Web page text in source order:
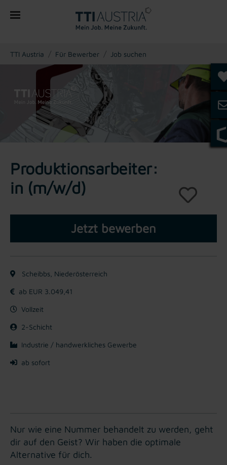
You are here:
TTI Austria Für Bewerber Job suchen
Produktionsarbeiter:
in (m/w/d)
Jetzt bewerben
Scheibbs, Niederösterreich
ab EUR 3.049,41
Vollzeit
2-Schicht
Industrie / handwerkliches Gewerbe
ab sofort
Nur wie eine Nummer behandelt zu werden, geht
dir auf den Geist? Wir haben die optimale
Alternative für dich.